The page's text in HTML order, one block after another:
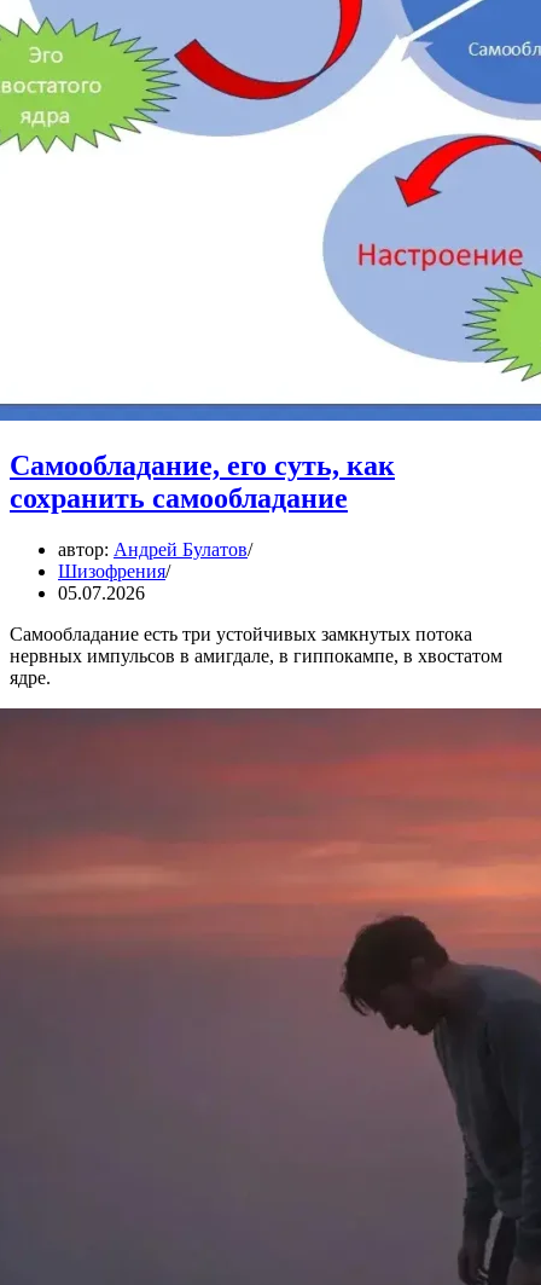
Самообладание, его суть, как
сохранить самообладание
автор: Андрей Булатов
Шизофрения
05.07.2026
Самообладание есть три устойчивых замкнутых потока
нервных импульсов в амигдале, в гиппокампе, в хвостатом
ядре.